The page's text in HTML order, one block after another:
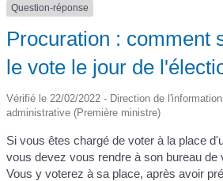
Question-réponse
Procuration : comment
le vote le jour de
Vérifié le 22/02/2022 - Direction de
administrative (Première ministre)
Si vous êtes chargé de voter à la place
vous devez vous rendre à son bureau de
Vous y voterez à sa place, après avoir